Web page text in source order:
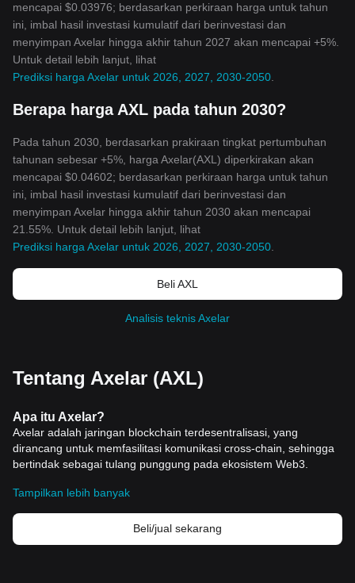
mencapai $0.03976; berdasarkan perkiraan harga untuk tahun
ini, imbal hasil investasi kumulatif dari berinvestasi dan
menyimpan Axelar hingga akhir tahun 2027 akan mencapai +5%.
Untuk detail lebih lanjut, lihat
Prediksi harga Axelar untuk 2026, 2027, 2030-2050
Berapa harga AXL pada tahun 2030?
Pada tahun 2030, berdasarkan prakiraan tingkat pertumbuhan
tahunan sebesar +5%, harga Axelar(AXL) diperkirakan akan
mencapai $0.04602; berdasarkan perkiraan harga untuk tahun
ini, imbal hasil investasi kumulatif dari berinvestasi dan
menyimpan Axelar hingga akhir tahun 2030 akan mencapai
21.55%. Untuk detail lebih lanjut, lihat
Prediksi harga Axelar untuk 2026, 2027, 2030-2050
Beli AXL
Analisis teknis Axelar
Tentang Axelar (AXL)
Apa itu Axelar?
Axelar adalah jaringan blockchain terdesentralisasi, yang
dirancang untuk memfasilitasi komunikasi cross-chain, sehingga
bertindak sebagai tulang punggung pada ekosistem Web3.
Gorbunov dan Georgios Vl
merevolusi ranah Web3, mirip dengan bagaimana Akamai dan
CDN mentransformasi domain Web2. Jaringan ini dirancang
untuk menjadi penopang masa depan multi-chain, dengan
Tampilkan lebih banyak
Beli/jual sekarang